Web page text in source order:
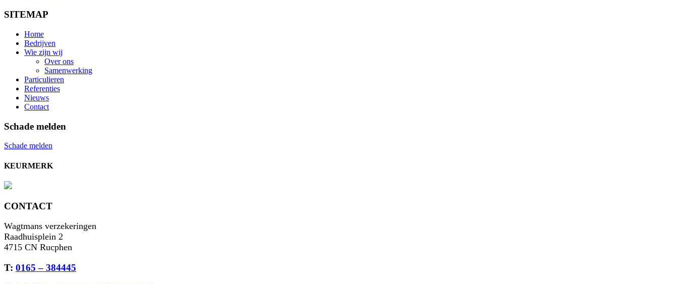
SITEMAP
Home
Bedrijven
Wie zijn wij
Over ons
Samenwerking
Particulieren
Referenties
Nieuws
Contact
Schade melden
Schade melden
KEURMERK
CONTACT
Wagtmans verzekeringen
Raadhuisplein 2
4715 CN Rucphen
T: 0165 – 384445